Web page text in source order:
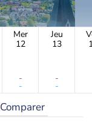
Mer
12
-
-
Jeu
13
-
-
Comparer